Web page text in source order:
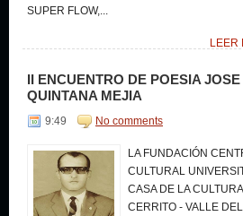
SUPER FLOW,...
LEER
II ENCUENTRO DE POESIA
QUINTANA MEJIA
9:49 No comments
LA FUNDACIÓN
CULTURAL
CASA DE LA
CERRITO - VALLE DEL